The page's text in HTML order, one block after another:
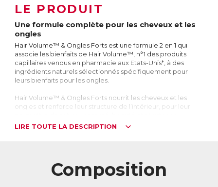
LE PRODUIT
Une formule complète pour les cheveux et les
ongles
Hair Volume™ & Ongles Forts est une formule 2 en 1 qui
associe les bienfaits de Hair Volume™, n°1 des produits
capillaires vendus en pharmacie aux Etats-Unis*, à des
ingrédients naturels sélectionnés spécifiquement pour
leurs bienfaits pour les ongles.
Hair Volume™ & Ongles Forts nourrit les cheveux et les
ongles et renforce leur structure de l’intérieur, pour leur
* depuis 2012
leur composition est en fait presque identique. Ils sont
formés en grande partie de kératine, une protéine fibreuse
constituée de plusieurs acides aminés dont la L-cystéine,
LIRE TOUTE LA DESCRIPTION
Composition